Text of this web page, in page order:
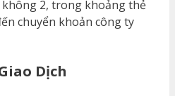
không 2, trong khoảng thẻ
chuyển khoản công ty
Dịch